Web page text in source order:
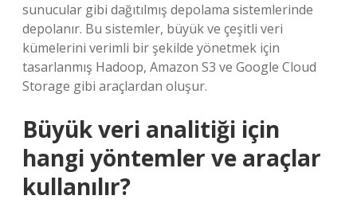
sunucular gibi dağıtılmış depolama sistemlerinde
depolanır. Bu sistemler, büyük ve çeşitli veri
kümelerini verimli bir şekilde yönetmek için
tasarlanmış Hadoop, Amazon S3 ve Google Cloud
Storage gibi araçlardan oluşur.
Büyük veri analitiği için
hangi yöntemler ve araçlar
kullanılır?